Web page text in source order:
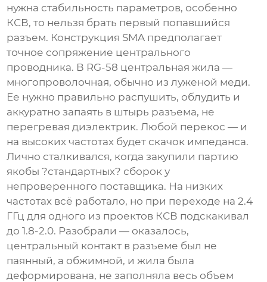
нужна стабильность параметров, особенно
КСВ, то нельзя брать первый попавшийся
разъем. Конструкция SMA предполагает
точное сопряжение центрального
проводника. В RG-58 центральная жила —
многопроволочная, обычно из луженой меди.
Ее нужно правильно распушить, облудить и
аккуратно запаять в штырь разъема, не
перегревая диэлектрик. Любой перекос — и
на высоких частотах будет скачок импеданса.
Лично сталкивался, когда закупили партию
якобы ?стандартных? сборок у
непроверенного поставщика. На низких
частотах всё работало, но при переходе на 2.4
ГГц для одного из проектов КСВ подскакивал
до 1.8-2.0. Разобрали — оказалось,
центральный контакт в разъеме был не
паянный, а обжимной, и жила была
деформирована, не заполняла весь объем